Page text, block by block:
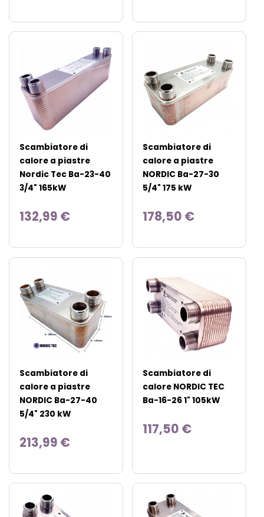
Scambiatore di
calore a piastre
Nordic Tec Ba-23-40
3/4" 165kW
132,99 €
Scambiatore di
calore a piastre
NORDIC Ba-27-30
5/4" 175 kW
178,50 €
Scambiatore di
calore a piastre
NORDIC Ba-27-40
5/4" 230 kW
213,99 €
Scambiatore di
calore NORDIC TEC
Ba-16-26 1" 105kW
117,50 €